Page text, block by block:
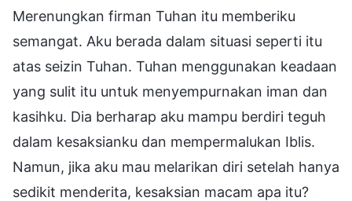
Merenungkan firman Tuhan itu memberiku
semangat. Aku berada dalam situasi seperti itu
atas seizin Tuhan. Tuhan menggunakan keadaan
yang sulit itu untuk menyempurnakan iman dan
kasihku. Dia berharap aku mampu berdiri teguh
dalam kesaksianku dan mempermalukan Iblis.
Namun, jika aku mau melarikan diri setelah hanya
sedikit menderita, kesaksian macam apa itu?